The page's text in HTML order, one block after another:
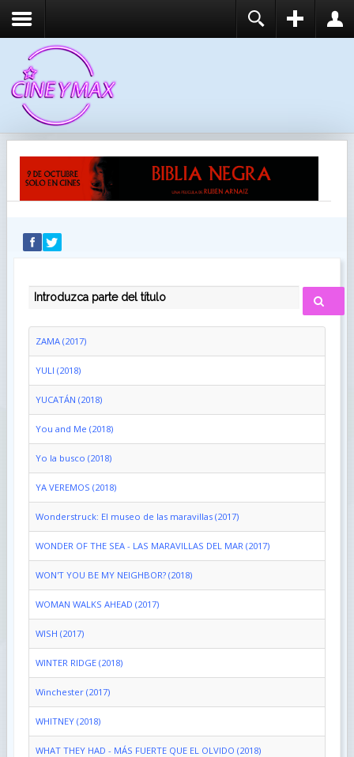
RECUÉRDEME
IDENTIFICARSE
INTRODUZCA PARTE DEL TÍTULO
ZAMA (2017)
YULI (2018)
YUCATÁN (2018)
You and Me (2018)
Yo la busco (2018)
YA VEREMOS (2018)
Wonderstruck: El museo de las maravillas (2017)
WONDER OF THE SEA - LAS MARAVILLAS DEL MAR (2017)
WON'T YOU BE MY NEIGHBOR? (2018)
WOMAN WALKS AHEAD (2017)
WISH (2017)
WINTER RIDGE (2018)
Winchester (2017)
WHITNEY (2018)
WHAT THEY HAD - MÁS FUERTE QUE EL OLVIDO (2018)